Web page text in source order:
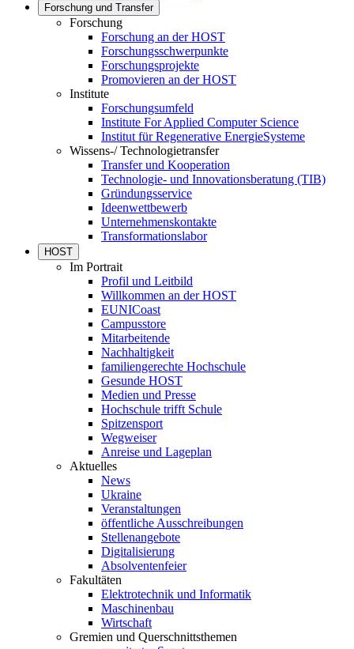
Forschung und Transfer
Forschung
Forschung an der HOST
Forschungsschwerpunkte
Forschungsprojekte
Promovieren an der HOST
Institute
Forschungsumfeld
Institute For Applied Computer Science
Institut für Regenerative EnergieSysteme
Wissens-/ Technologietransfer
Transfer und Kooperation
Technologie- und Innovationsberatung (TIB)
Gründungsservice
Ideenwettbewerb
Unternehmenskontakte
Transformationslabor
HOST
Im Portrait
Profil und Leitbild
Willkommen an der HOST
EUNICoast
Campusstore
Mitarbeitende
Nachhaltigkeit
familiengerechte Hochschule
Gesunde HOST
Medien und Presse
Hochschule trifft Schule
Spitzensport
Wegweiser
Anreise und Lageplan
Aktuelles
News
Ukraine
Veranstaltungen
öffentliche Ausschreibungen
Stellenangebote
Digitalisierung
Absolventenfeier
Fakultäten
Elektrotechnik und Informatik
Maschinenbau
Wirtschaft
Gremien und Querschnittsthemen